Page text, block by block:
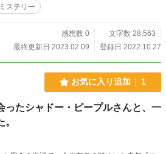
ステリー
感想数 0
文字数 28,563
最終更新日 2023.02.09
登録日 2022.10.27
お気に入り追加 1
ったシャドー・ピープルさんと、一